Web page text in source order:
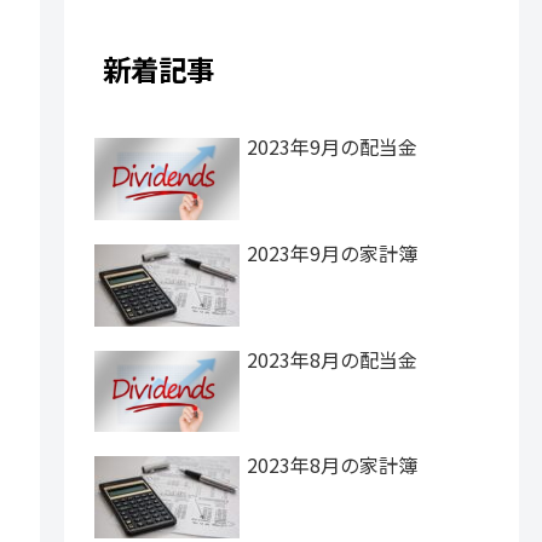
新着記事
2023年9月の配当金
2023年9月の家計簿
2023年8月の配当金
2023年8月の家計簿